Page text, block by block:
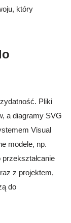
który
Pliki
a diagramy SVG
Visual
modele, np.
z projektem,
do